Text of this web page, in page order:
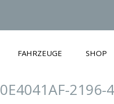
FAHRZEUGE SHOP
0E4041AF-2196-